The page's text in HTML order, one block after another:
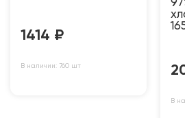
1414 ₽
В наличии: 760 шт
В